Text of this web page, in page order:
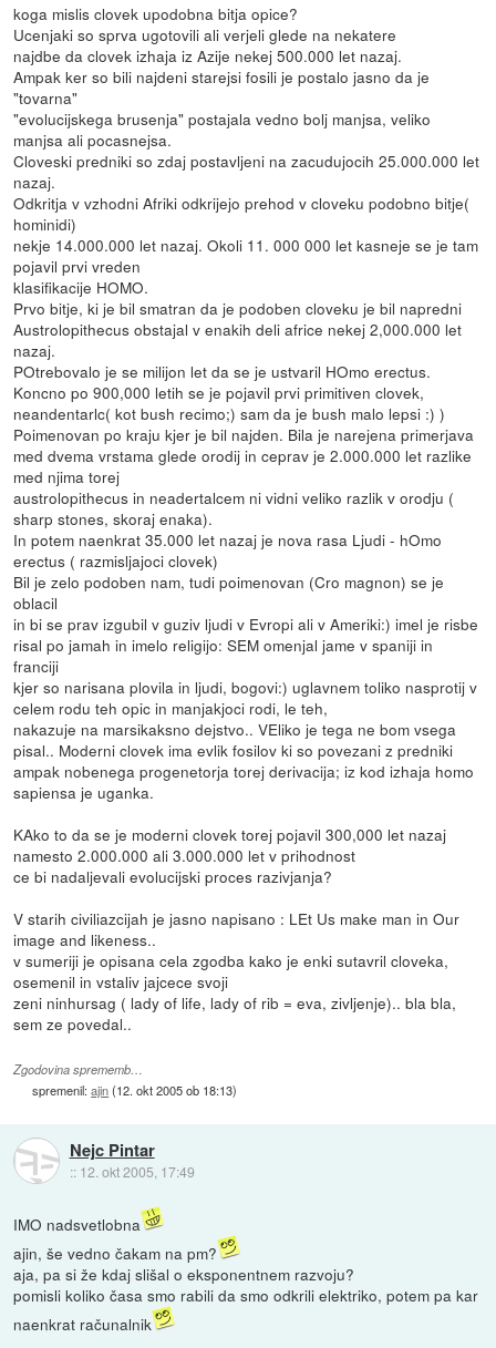
koga mislis clovek upodobna bitja opice?
Ucenjaki so sprva ugotovili ali verjeli glede na nekatere
najdbe da clovek izhaja iz Azije nekej 500.000 let nazaj.
Ampak ker so bili najdeni starejsi fosili je postalo jasno da je
"tovarna"
"evolucijskega brusenja" postajala vedno bolj manjsa, veliko
manjsa ali pocasnejsa.
Cloveski predniki so zdaj postavljeni na zacudujocih 25.000.000 let
nazaj.
Odkritja v vzhodni Afriki odkrijejo prehod v cloveku podobno bitje(
hominidi)
nekje 14.000.000 let nazaj. Okoli 11. 000 000 let kasneje se je tam
pojavil prvi vreden
klasifikacije HOMO.
Prvo bitje, ki je bil smatran da je podoben cloveku je bil napredni
Austrolopithecus obstajal v enakih deli africe nekej 2,000.000 let
nazaj.
POtrebovalo je se milijon let da se je ustvaril HOmo erectus.
Koncno po 900,000 letih se je pojavil prvi primitiven clovek,
neandentarlc( kot bush recimo;) sam da je bush malo lepsi :) )
Poimenovan po kraju kjer je bil najden. Bila je narejena primerjava
med dvema vrstama glede orodij in ceprav je 2.000.000 let razlike
med njima torej
austrolopithecus in neadertalcem ni vidni veliko razlik v orodju (
sharp stones, skoraj enaka).
In potem naenkrat 35.000 let nazaj je nova rasa Ljudi - hOmo
erectus ( razmisljajoci clovek)
Bil je zelo podoben nam, tudi poimenovan (Cro magnon) se je
oblacil
in bi se prav izgubil v guziv ljudi v Evropi ali v Ameriki:) imel je risbe
risal po jamah in imelo religijo: SEM omenjal jame v spaniji in
franciji
kjer so narisana plovila in ljudi, bogovi:) uglavnem toliko nasprotij v
celem rodu teh opic in manjakjoci rodi, le teh,
nakazuje na marsikaksno dejstvo.. VEliko je tega ne bom vsega
pisal.. Moderni clovek ima evlik fosilov ki so povezani z predniki
ampak nobenega progenetorja torej derivacija; iz kod izhaja homo
sapiensa je uganka.
KAko to da se je moderni clovek torej pojavil 300,000 let nazaj
namesto 2.000.000 ali 3.000.000 let v prihodnost
ce bi nadaljevali evolucijski proces razivjanja?
V starih civiliazcijah je jasno napisano : LEt Us make man in Our
image and likeness..
v sumeriji je opisana cela zgodba kako je enki sutavril cloveka,
osemenil in vstaliv jajcece svoji
zeni ninhursag ( lady of life, lady of rib = eva, zivljenje).. bla bla,
sem ze povedal..
Zgodovina sprememb…
spremenil:ajin(12. okt 2005 ob 18:13)
Nejc Pintar
:: 12. okt 2005, 17:49
IMO nadsvetlobna
ajin, še vedno čakam na pm?
aja, pa si že kdaj slišal o eksponentnem razvoju?
pomisli koliko časa smo rabili da smo odkrili elektriko, potem pa kar
naenkrat računalnik